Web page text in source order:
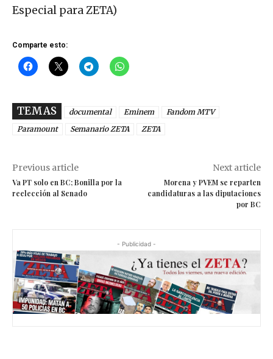
Especial para ZETA)
Comparte esto:
TEMAS documental Eminem
Fandom MTV
Paramount
Semanario ZETA ZETA
Previous article
Va PT solo en BC; Bonilla por la
reelección al Senado
Next article
Morena y PVEM se reparten
candidaturas a las diputaciones
por BC
- Publicidad -